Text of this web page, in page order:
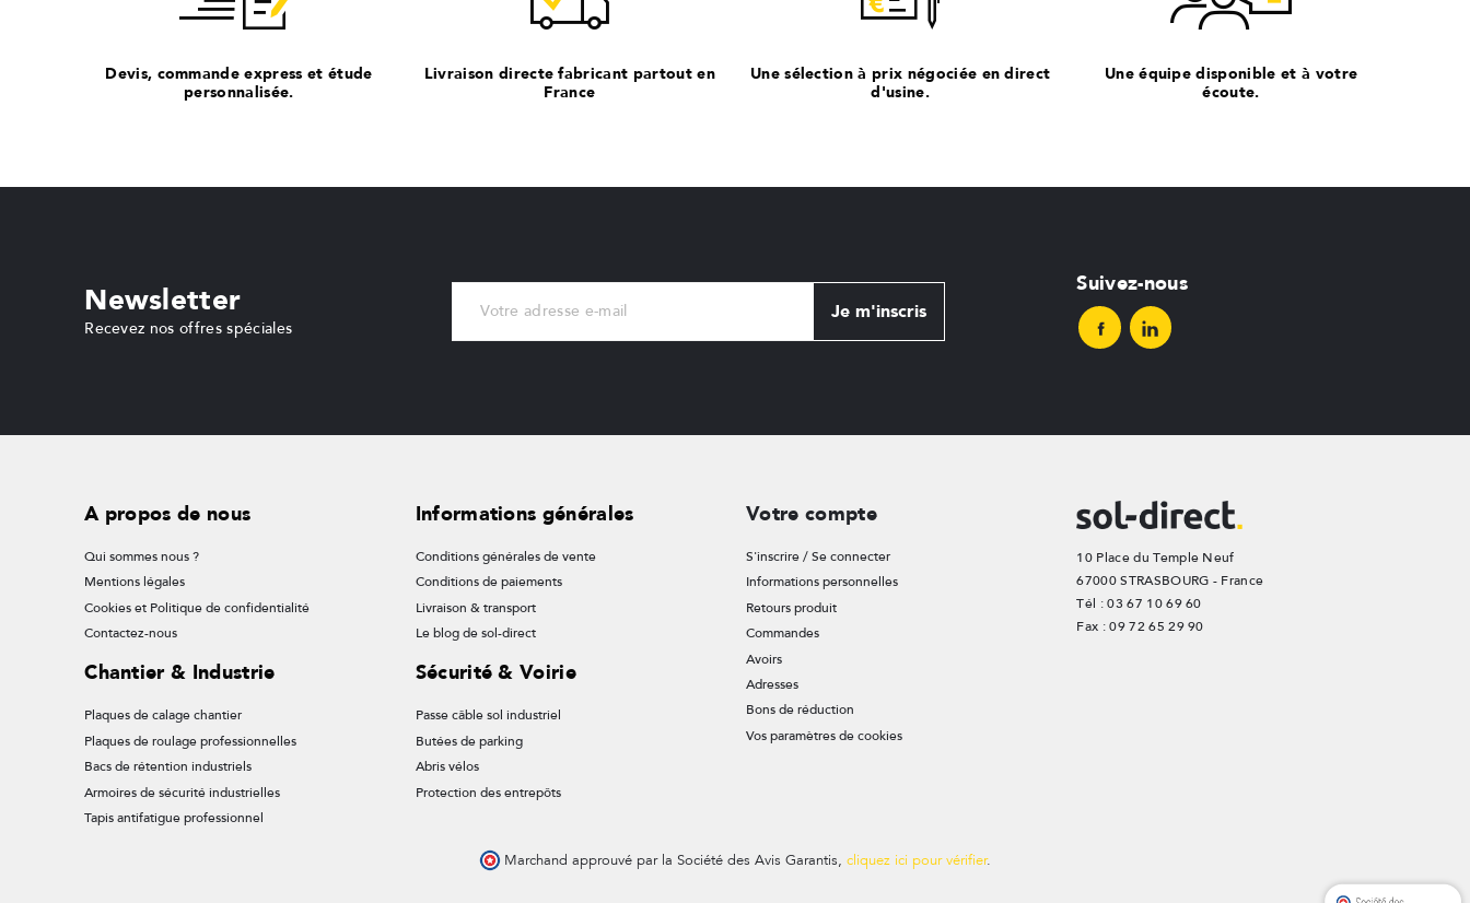
Devis, commande express et étude
personnalisée.
Livraison directe fabricant partout en
France
Une sélection à prix négociée en direct
d'usine.
Une équipe disponible et à votre
écoute.
Newsletter
Recevez nos offres spéciales
Je m'inscris
Suivez-nous
A propos de nous
Qui sommes nous ?
Mentions légales
Cookies et Politique de confidentialité
Contactez-nous
Informations générales
Conditions générales de vente
Conditions de paiements
Livraison & transport
Le blog de sol-direct
Chantier & Industrie
Plaques de calage chantier
Plaques de roulage professionnelles
Bacs de rétention industriels
Armoires de sécurité industrielles
Tapis antifatigue professionnel
Sécurité & Voirie
Passe câble sol industriel
Butées de parking
Abris vélos
Protection des entrepôts
Votre compte
S'inscrire / Se connecter
Informations personnelles
Retours produit
Commandes
Avoirs
Adresses
Bons de réduction
Vos paramètres de cookies
10 Place du Temple Neuf
67000 STRASBOURG - France
Tél : 03 67 10 69 60
Fax : 09 72 65 29 90
Marchand approuvé par la Société des Avis Garantis, cliquez ici pour vérifier.